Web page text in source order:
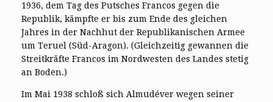
1936, dem Tag des Putsches Francos gegen die
Republik, kämpfte er bis zum Ende des gleichen
Jahres in der Nachhut der Republikanischen Armee
um Teruel (Süd-Aragon). (Gleichzeitig gewannen die
Streitkräfte Francos im Nordwesten des Landes stetig
an Boden.)
Im Mai 1938 schloß sich Almudéver wegen seiner